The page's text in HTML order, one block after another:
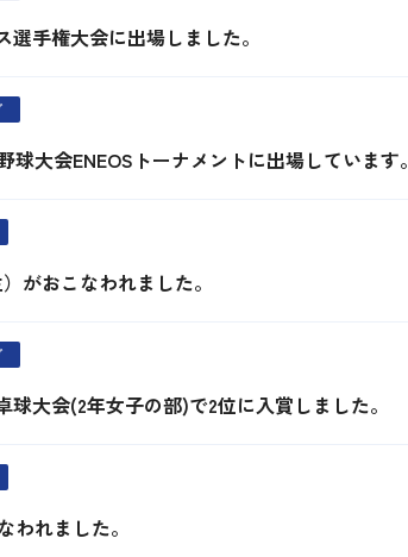
手権大会に出場しました。
大会ENEOSトーナメントに出場しています。
がおこなわれました。
大会(2年女子の部)で2位に入賞しました。
われました。